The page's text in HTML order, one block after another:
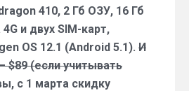
410, 2 Гб ОЗУ, 16 Гб
и двух SIM-карт,
OS 12.1 (Android 5.1). И
$89 (если учитывать
с 1 марта скидку